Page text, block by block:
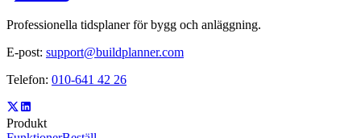
Professionella tidsplaner för bygg och anläggning.
E-post: support@buildplanner.com
Telefon: 010-641 42 26
Produkt